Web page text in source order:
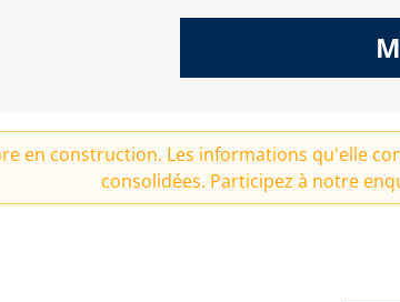
en construction. Les informations qu'elle
consolidées. Participez à notre